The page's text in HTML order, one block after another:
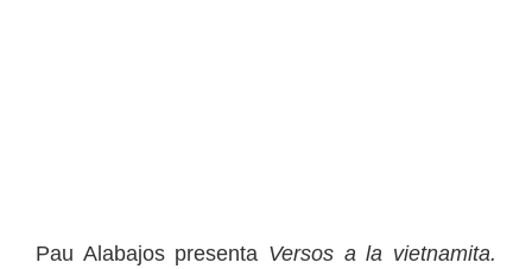
Pau Alabajos presenta Versos a la vietnamita.